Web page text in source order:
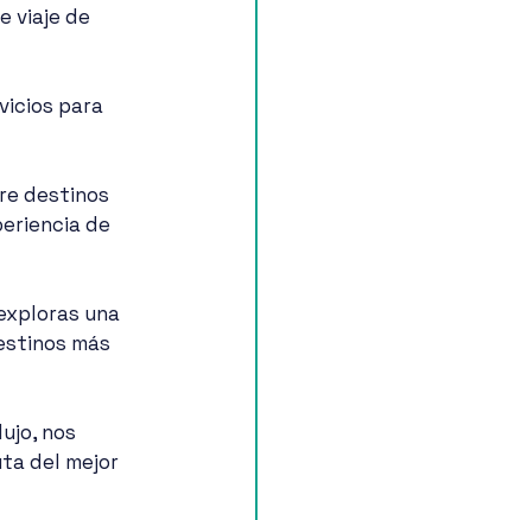
viaje de
para
destinos
de
una
más
nos
del mejor